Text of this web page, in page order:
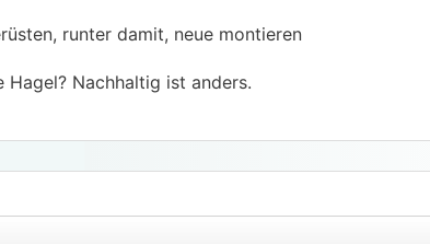
runter damit, neue montieren
Nachhaltig ist anders.